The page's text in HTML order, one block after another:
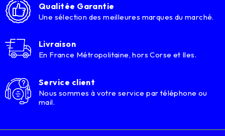
Qualitée Garantie
Une sélection des meilleures marques du marché.
Livraison
En France Métropolitaine, hors Corse et Iles.
Service client
Nous sommes à votre service par téléphone ou
mail.